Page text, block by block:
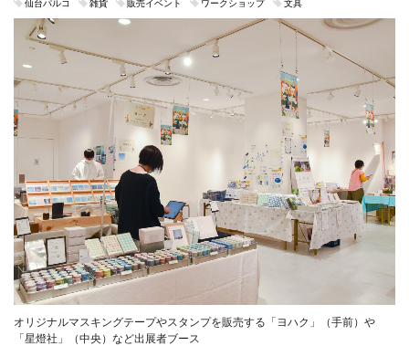
仙台パルコ 雑貨 販売イベント ワークショップ 文具
オリジナルマスキングテープやスタンプを販売する「ヨハク」（手前）や
「星燈社」（中央）など出展者ブース